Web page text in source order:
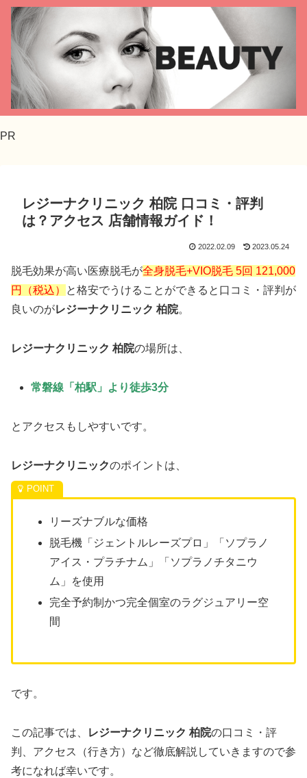
PR
レジーナクリニック 柏院 口コミ・評判
は？アクセス 店舗情報ガイド！
2022.02.09 2023.05.24
脱毛効果が高い医療脱毛が全身脱毛+VIO脱毛 5回 121,000
円（税込）
と格安でうけることができると口コミ・評判が
良いのがレジーナクリニック 柏院。
レジーナクリニック 柏院の場所は、
常磐線「柏駅」より徒歩3分
とアクセスもしやすいです。
レジーナクリニックのポイントは、
リーズナブルな価格
脱毛機「ジェントルレーズプロ」「ソプラノ
アイス・プラチナム」「ソプラノチタニウ
ム」を使用
完全予約制かつ完全個室のラグジュアリー空
間
です。
この記事では、 レジーナクリニック 柏院の口コミ・評
判、アクセス（行き方）など徹底解説していきますので参
考になれば幸いです。